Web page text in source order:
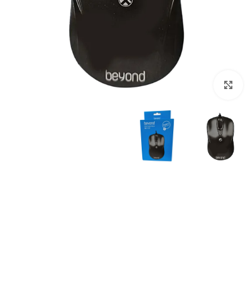
برای بزرگنمایی کلیک کنید